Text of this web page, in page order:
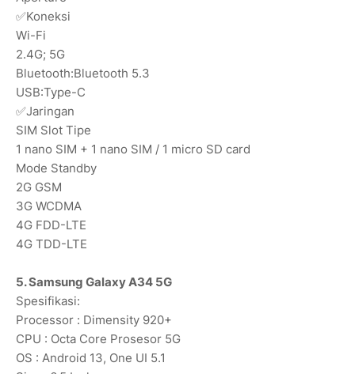
✅Koneksi
Wi-Fi
2.4G; 5G
Bluetooth:Bluetooth 5.3
USB:Type-C
✅Jaringan
SIM Slot Tipe
1 nano SIM + 1 nano SIM / 1 micro SD card
Mode Standby
2G GSM
3G WCDMA
4G FDD-LTE
4G TDD-LTE
5. Samsung Galaxy A34 5G
Spesifikasi:
Processor : Dimensity 920+
CPU : Octa Core Prosesor 5G
OS : Android 13, One UI 5.1